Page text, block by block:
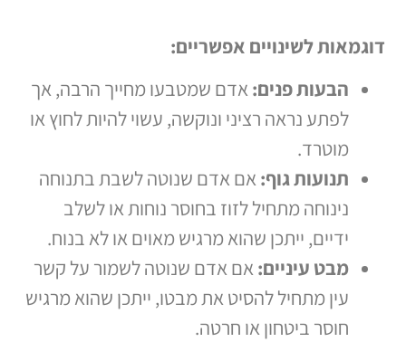
דוגמאות לשינויים אפשריים:
הבעות פנים:אדם שמטבעו מחייך הרבה, אך
לפתע נראה רציני ונוקשה, עשוי להיות לחוץ או
מוטרד.
תנועות גוף:אם אדם שנוטה לשבת בתנוחה
נינוחה מתחיל לזוז בחוסר נוחות או לשלב
ידיים, ייתכן שהוא מרגיש מאוים או לא בנוח.
מבט עיניים:אם אדם שנוטה לשמור על קשר
עין מתחיל להסיט את מבטו, ייתכן שהוא מרגיש
חוסר ביטחון או חרטה.